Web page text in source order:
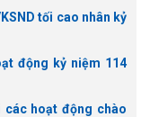
tối cao nhân kỷ
động kỷ niệm 114
các hoạt động chào